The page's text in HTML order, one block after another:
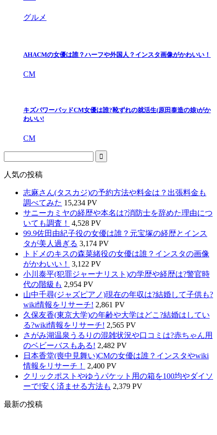
グルメ
AHACMの女優は誰？ハーフや外国人？インスタ画像がかわいい！
CM
キズパワーパッドCM女優は誰?靴ずれの就活生(原田泰造の娘)がか
わいい!
CM
人気の投稿
志麻さん(タスカジ)の予約方法や料金は？出張料金も
調べてみた 15,234 PV
サニーカミヤの経歴や本名は?消防士を辞めた理由につ
いても調査！
4,528 PV
99.9佐田由紀子役の女優は誰？元宝塚の経歴とインス
タが美人過ぎる 3,174 PV
トドメのキスの森菜緒役の女優は誰？インスタの画像
がかわいい！
3,122 PV
小川泰平(犯罪ジャーナリスト)の学歴や経歴は?警官時
代の階級も 2,954 PV
山中千尋(ジャズピアノ)現在の年収は?結婚して子供も?
wiki情報をリサーチ! 2,861 PV
久保友香(東京大学)の年齢や大学はどこ?結婚はしてい
る?wiki情報をリサーチ! 2,565 PV
さがみ湖温泉うるりの混雑状況や口コミは?赤ちゃん用
のベビーバスもある! 2,482 PV
日本香堂(喪中見舞い)CMの女優は誰？インスタやwiki
情報をリサーチ！
2,400 PV
クリックポストやゆうパケット用の箱を100均やダイソ
ーで!安く済ませる方法も 2,379 PV
最新の投稿